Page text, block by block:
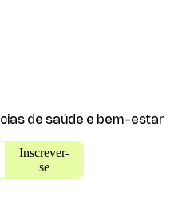
de saúde e bem-estar